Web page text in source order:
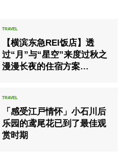
【横滨东急REI饭店】透
过“月”与“星空”来度过秋之
漫漫长夜的住宿方案
「感受江戸情怀」小石川后
乐园的鸢尾花已到了最佳观
赏时期